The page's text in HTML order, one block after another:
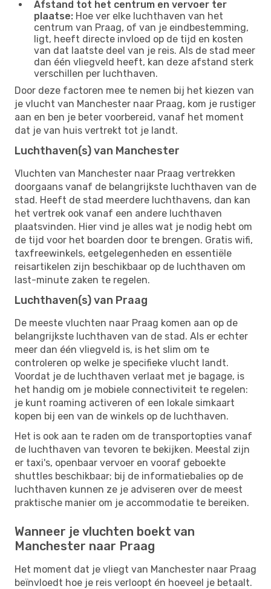
Afstand tot het centrum en vervoer ter
plaatse: Hoe ver elke luchthaven van het
centrum van Praag, of van je eindbestemming,
ligt, heeft directe invloed op de tijd en kosten
van dat laatste deel van je reis. Als de stad meer
dan één vliegveld heeft, kan deze afstand sterk
verschillen per luchthaven.
Door deze factoren mee te nemen bij het kiezen van
je vlucht van Manchester naar Praag, kom je rustiger
aan en ben je beter voorbereid, vanaf het moment
dat je van huis vertrekt tot je landt.
Luchthaven(s) van Manchester
Vluchten van Manchester naar Praag vertrekken
doorgaans vanaf de belangrijkste luchthaven van de
stad. Heeft de stad meerdere luchthavens, dan kan
het vertrek ook vanaf een andere luchthaven
plaatsvinden. Hier vind je alles wat je nodig hebt om
de tijd voor het boarden door te brengen. Gratis wifi,
taxfreewinkels, eetgelegenheden en essentiële
reisartikelen zijn beschikbaar op de luchthaven om
last-minute zaken te regelen.
Luchthaven(s) van Praag
De meeste vluchten naar Praag komen aan op de
belangrijkste luchthaven van de stad. Als er echter
meer dan één vliegveld is, is het slim om te
controleren op welke je specifieke vlucht landt.
Voordat je de luchthaven verlaat met je bagage, is
het handig om je mobiele connectiviteit te regelen:
je kunt roaming activeren of een lokale simkaart
kopen bij een van de winkels op de luchthaven.
Het is ook aan te raden om de transportopties vanaf
de luchthaven van tevoren te bekijken. Meestal zijn
er taxi's, openbaar vervoer en vooraf geboekte
shuttles beschikbaar; bij de informatiebalies op de
luchthaven kunnen ze je adviseren over de meest
praktische manier om je accommodatie te bereiken.
Wanneer je vluchten boekt van
Manchester naar Praag
Het moment dat je vliegt van Manchester naar Praag
beïnvloedt hoe je reis verloopt én hoeveel je betaalt.